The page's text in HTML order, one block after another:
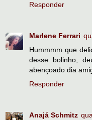
Responder
Marlene Ferrari
Hummmm que
desse bolinho,
abençoado dia
Responder
Anajá Schmitz